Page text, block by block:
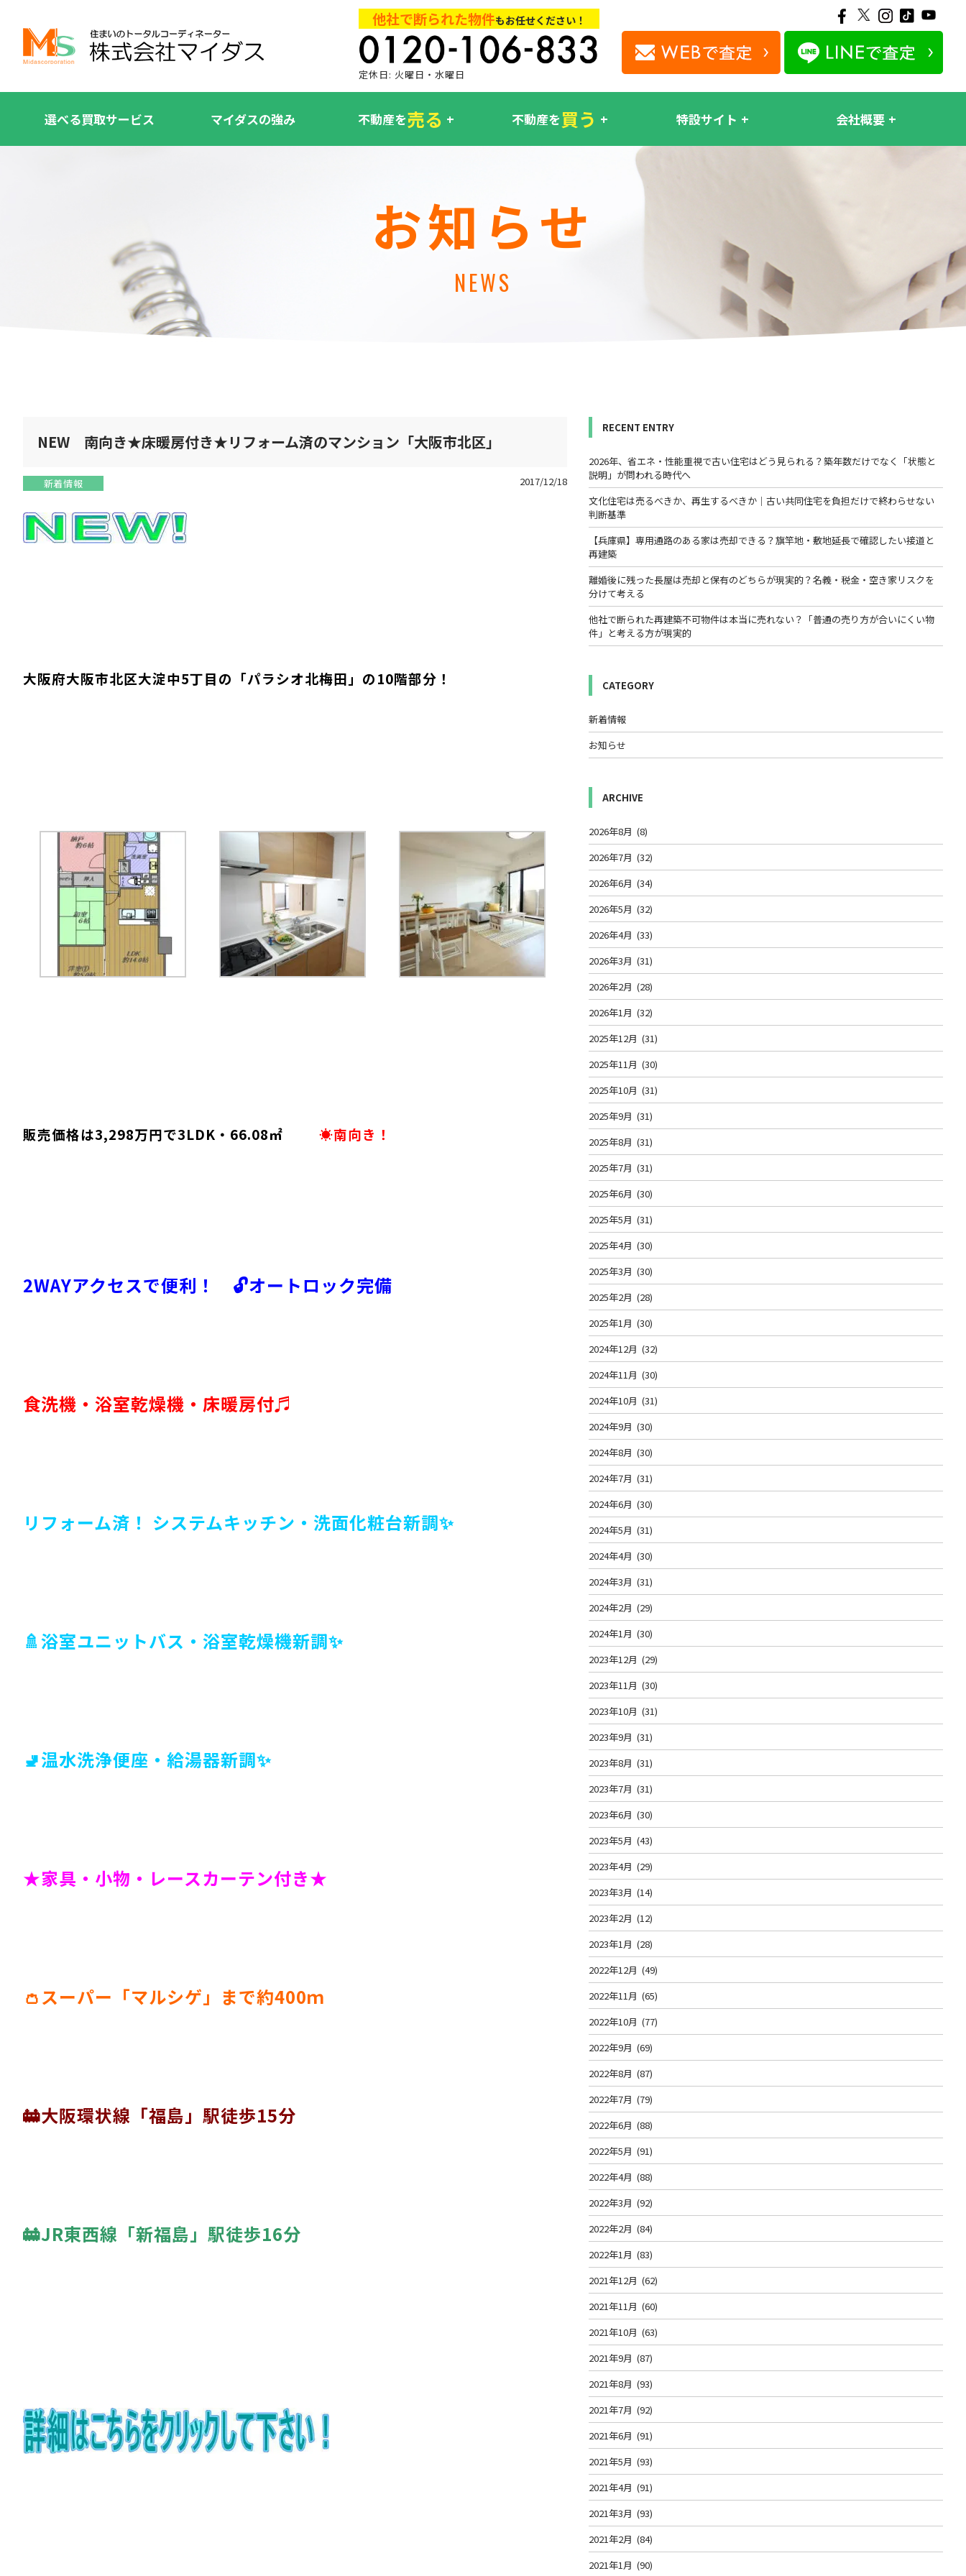
他社で断られた物件もお任せください！
定休日: 火曜日・水曜日
選べる買取サービス マイダスの強み 不動産を売る 不動産を買う 特設サイト 会社概要
お知らせ
NEWS
NEW 南向き★床暖房付き★リフォーム済のマンション「大阪市北区」
新着情報 2017/12/18
大阪府大阪市北区大淀中5丁目の「パラシオ北梅田」の10階部分！
販売価格は3,298万円で3LDK・66.08㎡ ☀南向き！
2WAYアクセスで便利！ 🔓オートロック完備
食洗機・浴室乾燥機・床暖房付♬
リフォーム済！ システムキッチン・洗面化粧台新調✨
🚿浴室ユニットバス・浴室乾燥機新調✨
🚽温水洗浄便座・給湯器新調✨
★家具・小物・レースカーテン付き★
👛スーパー「マルシゲ」まで約400ｍ
🚋大阪環状線「福島」駅徒歩15分
🚋JR東西線「新福島」駅徒歩16分
RECENT ENTRY
2026年、省エネ・性能重視で古い住宅はどう見られる？築年数だけでなく「状態と
説明」が問われる時代へ
文化住宅は売るべきか、再生するべきか｜古い共同住宅を負担だけで終わらせない
判断基準
【兵庫県】専用通路のある家は売却できる？旗竿地・敷地延長で確認したい接道と
再建築
離婚後に残った長屋は売却と保有のどちらが現実的？名義・税金・空き家リスクを
分けて考える
他社で断られた再建築不可物件は本当に売れない？「普通の売り方が合いにくい物
件」と考える方が現実的
CATEGORY
新着情報
お知らせ
ARCHIVE
2026年8月 (8)
2026年7月 (32)
2026年6月 (34)
2026年5月 (32)
2026年4月 (33)
2026年3月 (31)
2026年2月 (28)
2026年1月 (32)
2025年12月 (31)
2025年11月 (30)
2025年10月 (31)
2025年9月 (31)
2025年8月 (31)
2025年7月 (31)
2025年6月 (30)
2025年5月 (31)
2025年4月 (30)
2025年3月 (30)
2025年2月 (28)
2025年1月 (30)
2024年12月 (32)
2024年11月 (30)
2024年10月 (31)
2024年9月 (30)
2024年8月 (30)
2024年7月 (31)
2024年6月 (30)
2024年5月 (31)
2024年4月 (30)
2024年3月 (31)
2024年2月 (29)
2024年1月 (30)
2023年12月 (29)
2023年11月 (30)
2023年10月 (31)
2023年9月 (31)
2023年8月 (31)
2023年7月 (31)
2023年6月 (30)
2023年5月 (43)
2023年4月 (29)
2023年3月 (14)
2023年2月 (12)
2023年1月 (28)
2022年12月 (49)
2022年11月 (65)
2022年10月 (77)
2022年9月 (69)
2022年8月 (87)
2022年7月 (79)
2022年6月 (88)
2022年5月 (91)
2022年4月 (88)
2022年3月 (92)
2022年2月 (84)
2022年1月 (83)
2021年12月 (62)
2021年11月 (60)
2021年10月 (63)
2021年9月 (87)
2021年8月 (93)
2021年7月 (92)
2021年6月 (91)
2021年5月 (93)
2021年4月 (91)
2021年3月 (93)
2021年2月 (84)
2021年1月 (90)